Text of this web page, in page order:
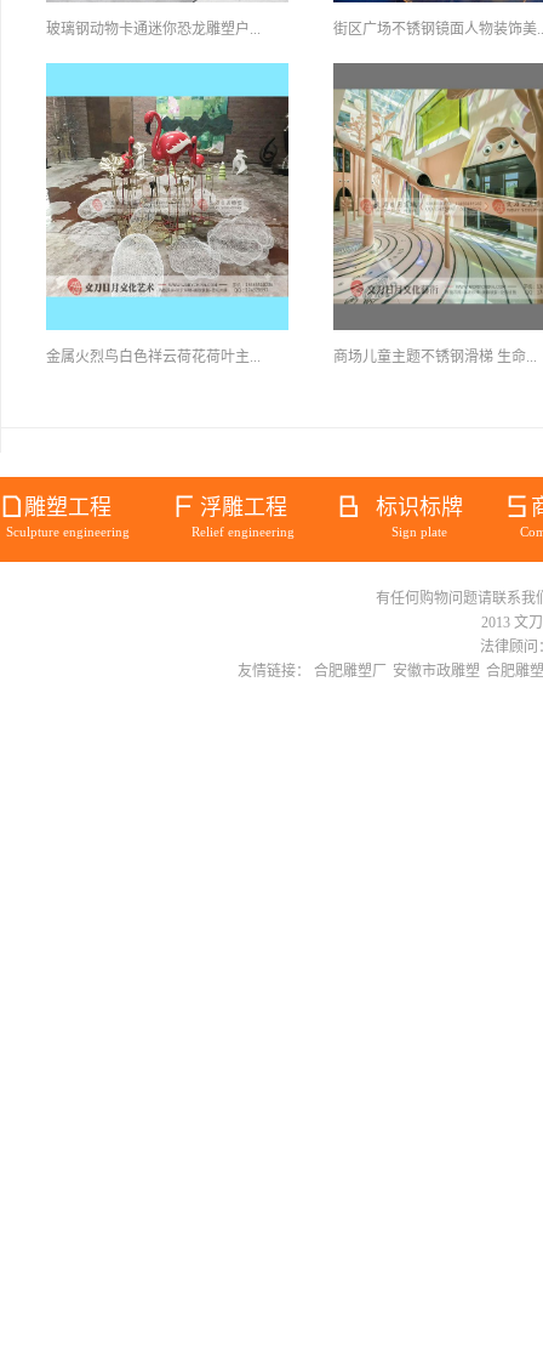
玻璃钢动物卡通迷你恐龙雕塑户... 街区广场不锈钢镜面人物装饰美
金属火烈鸟白色祥云荷花荷叶主... 商场儿童主题不锈钢滑梯 生命...
雕塑工程
Sculpture engineering
浮雕工程
Relief engineering
标识标牌
Sign plate
有任何购物问题请联系我
2013 文
法律顾问
友情链接： 合肥雕塑厂 安徽市政雕塑 合肥雕